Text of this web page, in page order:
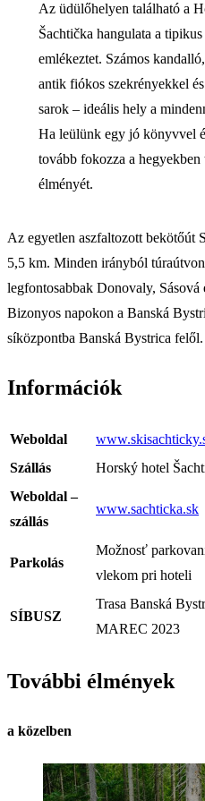
Az üdülőhelyen található a
Šachtička hangulata a
emlékeztet. Számos
antik fiókos szekrényekkel
sarok – ideális hely a
Ha leülünk egy jó könyvvel
tovább fokozza a
élményét.
Az egyetlen aszfaltozott bekötőút
5,5 km. Minden irányból
legfontosabbak Donovaly,
Bizonyos napokon a Banská
síközpontba Banská Bystrica felől.
Információk
Weboldal
Szállás
Horský hotel
Weboldal –
szállás
www.sachticka.sk
Parkolás
Možnosť
vlekom pri hoteli
SÍBUSZ
Trasa Banská
MAREC 2023
További élmények
a közelben